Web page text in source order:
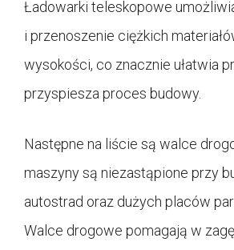
Ładowarki teleskopowe
i przenoszenie ciężkich
wysokości, co znacznie ułatwia
przyspiesza proces budowy.
Następne na liście są walce
maszyny są niezastąpione przy
autostrad oraz dużych placów
Walce drogowe pomagają w